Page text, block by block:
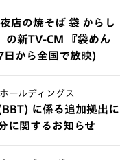
店の焼そば 袋 からし
の新TV-CM 『袋めん
から全国で放映)
ールディングス
に係る追加拠出に
に関するお知らせ